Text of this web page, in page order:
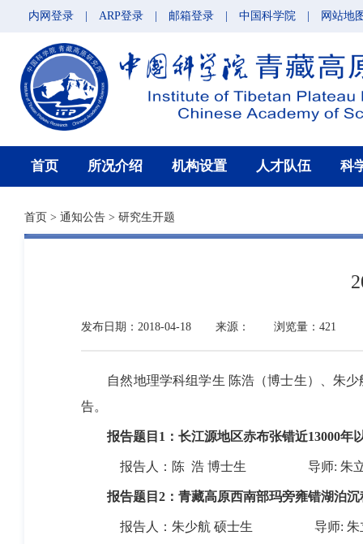
内网登录 ARP登录 邮箱登录 中国科学院 网站地
首页 所况介绍 机构设置 人才队伍 科
首页 > 通知公告 > 研究生开题
发布日期：2018-04-18 来源： 浏览量：421
自然地理学科组学生 陈浩（博士生）、朱
告。
报告题目 1 ：长江源地区赤布张错近13000年
报告人：陈 浩 博士生 导师: 朱
报告题目 2 ：青藏高原西南部玛旁雍错湖泊
报告人：朱少航 硕士生 导师: 朱